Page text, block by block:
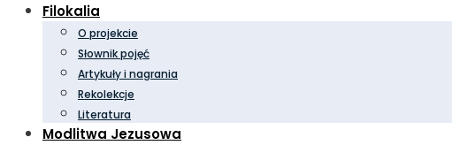
Filokalia
O projekcie
Słownik pojęć
Artykuły i nagrania
Rekolekcje
Literatura
Modlitwa Jezusowa